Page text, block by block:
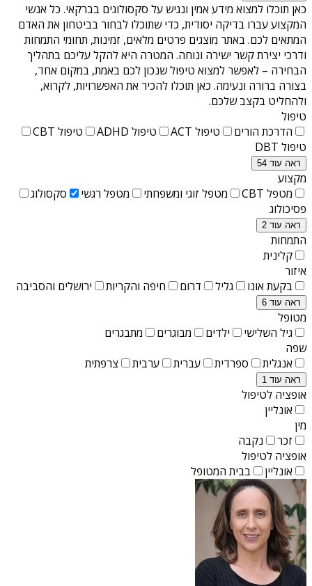
כאן תוכלו למצוא מידע אמין ונגיש על סקסולוגים בברקאי. כל אנשי
המקצוע עברו בדיקה יסודית, כדי שתוכלו לבחור בביטחון את האדם
המתאים לכם. באתר מוצגים פרטים מלאים, זמינות, תחומי התמחות
ודרכי יצירת קשר ישירה ונוחה. המטרה היא להקל עליכם בתהליך
הבחירה – לאפשר למצוא טיפול שנכון לכם באמת, במקום אחד,
בצורה ברורה ונעימה. כאן תוכלו להכיר את האפשרויות, לקרוא,
ולהחליט בקצב שלכם.
טיפול
הדרכת הורים
טיפול ACT טיפול ADHD
טיפול CBT
טיפול DBT
ראה עוד 54
מקצוע
מטפל CBT
מטפל זוגי ומשפחתי מטפל רגשי
סקסולוג
פסיכולוג
ראה עוד 2
התמחות
קלינית
איזור
בקעת אונו
גליל דרום חיפה והקריות ירושלים והסביבה
ראה עוד 6
מטופל
גיל השלישי
ילדים מבוגרים
מתבגרים
שפה
אנגלית
ספרדית עברית ערבית צרפתית
ראה עוד 1
אופציה לטיפול
אונליין
מין
זכר
נקבה
אופציה לטיפול
אונליין
בבית המטופל